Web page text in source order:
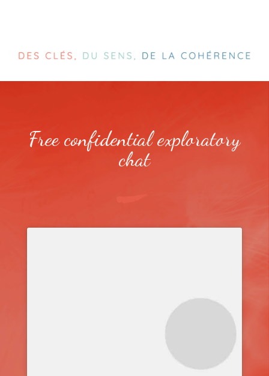
Free confidential exploratory
chat